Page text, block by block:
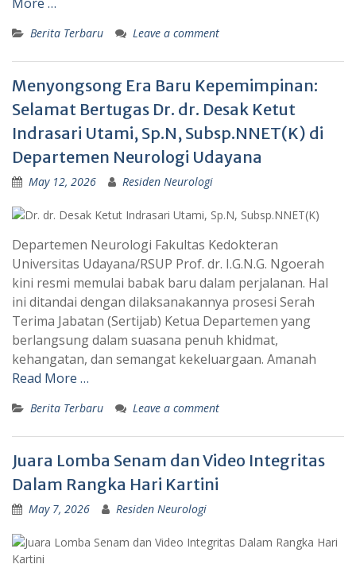
Berita Terbaru Leave a comment
Menyongsong Era Baru Kepemimpinan:
Selamat Bertugas Dr. dr. Desak Ketut
Indrasari Utami, Sp.N, Subsp.NNET(K) di
Departemen Neurologi Udayana
May 12, 2026 Residen Neurologi
Departemen Neurologi Fakultas Kedokteran
Universitas Udayana/RSUP Prof. dr. I.G.N.G. Ngoerah
kini resmi memulai babak baru dalam perjalanan. Hal
ini ditandai dengan dilaksanakannya prosesi Serah
Terima Jabatan (Sertijab) Ketua Departemen yang
berlangsung dalam suasana penuh khidmat,
kehangatan, dan semangat kekeluargaan. Amanah
Read More …
Berita Terbaru Leave a comment
Juara Lomba Senam dan Video Integritas
Dalam Rangka Hari Kartini
May 7, 2026 Residen Neurologi